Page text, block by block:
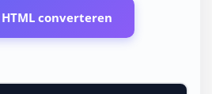
HTML converteren